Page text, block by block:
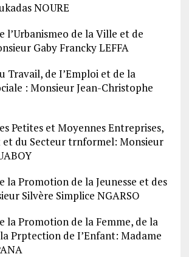
NOURE
l’Urbanismeo de la Ville et de
Gaby Francky LEFFA
Travail, de I’Emploi et de la
: Monsieur Jean-Christophe
Petites et Moyennes Entreprises,
et du Secteur trnformel: Monsieur
la Promotion de la Jeunesse et des
Silvère Simplice NGARSO
la Promotion de la Femme, de la
Prptection de I’Enfant: Madame